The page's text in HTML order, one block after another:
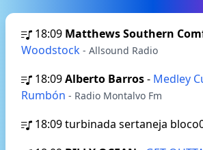
18:09 Matthews Southern
Woodstock - Allsound Radio
18:09Alberto Barros- Medley
Rumbón - Radio Montalvo Fm
18:09turbinada sertaneja